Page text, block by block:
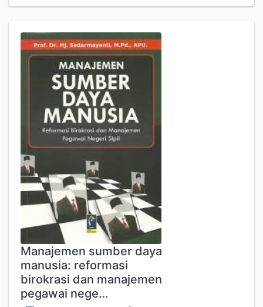
Manajemen sumber daya
manusia: reformasi
birokrasi dan manajemen
pegawai nege…